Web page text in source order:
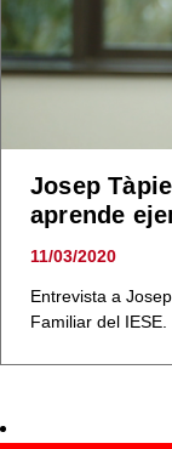
Josep
aprende
11/03/2020
Entrevista a
Familiar del IESE.